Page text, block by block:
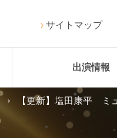
サイトマップ
出演情報
【更新】塩田康平 ミ